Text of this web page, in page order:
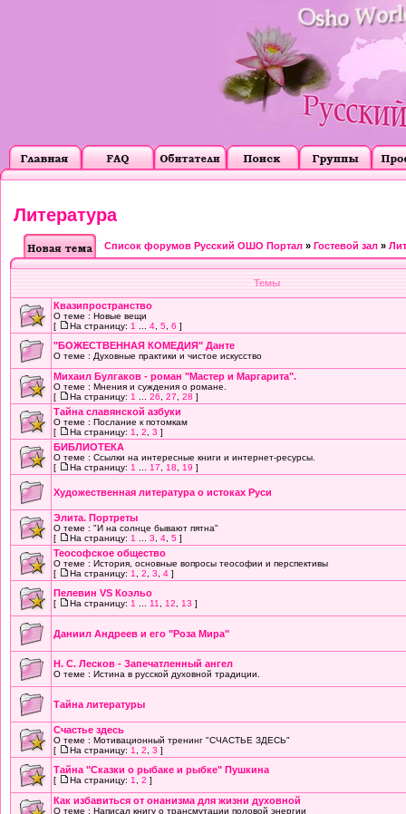
Литература
Список форумов Русский ОШО Портал » Гостевой зал »
Темы
Квазипространство
О теме : Новые вещи
[
На страницу: 1 4 5 6 ]
"БОЖЕСТВЕННАЯ КОМЕДИЯ" Данте
О теме : Духовные практики и чистое искусство
Михаил Булгаков - роман "Мастер и Маргарита".
О теме : Мнения и суждения о романе.
[
На страницу: 1 26 27 28 ]
Тайна славянской азбуки
О теме : Послание к потомкам
[
На страницу: 1 2 3 ]
БИБЛИОТЕКА
О теме : Ссылки на интересные книги и интернет-ресурсы.
[
На страницу: 1 17 18 19 ]
Художественная литература о истоках Руси
Элита. Портреты
О теме : "И на солнце бывают пятна"
[
На страницу: 1 3 4 5 ]
Теософское общество
О теме : История, основные вопросы теософии и перспективы
[
На страницу: 1 2 3 4 ]
Пелевин VS Коэльо
[ На страницу: 1 11 12 13 ]
Даниил Андреев и его "Роза Мира"
Н. С. Лесков - Запечатленный ангел
О теме : Истина в русской духовной традиции.
Тайна литературы
Счастье здесь
О теме : Мотивационный тренинг "СЧАСТЬЕ ЗДЕСЬ"
[
На страницу: 1 2 3 ]
Тайна "Сказки о рыбаке и рыбке" Пушкина
[ На страницу: 1 2 ]
Как избавиться от онанизма для жизни духовной
О теме : Написал книгу о трансмутации половой энергии